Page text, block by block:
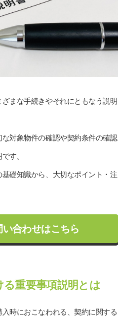
まな手続きやそれにともなう説明
対象物件の確認や契約条件の確認
す。
礎知識から、大切なポイント・注
合わせはこちら
重要事項説明とは
時におこなわれる、契約に関する